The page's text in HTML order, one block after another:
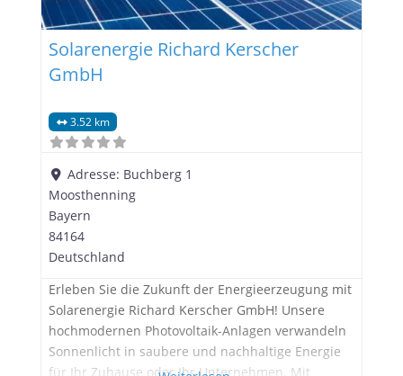
Solarenergie Richard Kerscher
GmbH
3.52 km
Adresse: Buchberg 1
Moosthenning
Bayern
84164
Deutschland
Erleben Sie die Zukunft der Energieerzeugung mit
Solarenergie Richard Kerscher GmbH! Unsere
hochmodernen Photovoltaik-Anlagen verwandeln
Sonnenlicht in saubere und nachhaltige Energie
für Ihr Zuhause oder Ihr Unternehmen. Mit